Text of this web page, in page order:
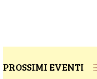
PROSSIMI EVENTI